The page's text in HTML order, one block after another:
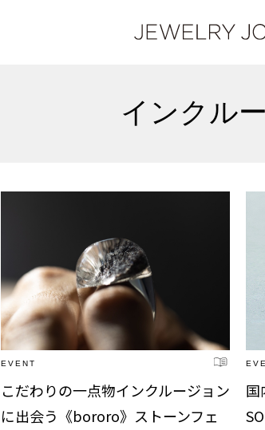
インクル
EVENT
こだわりの一点物インクルージョン
に出会う《bororo》ストーンフェ
国